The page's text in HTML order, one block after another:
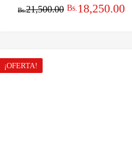
Bs.21,500.00 El
Bs.18,250.00El
¡OFERTA!